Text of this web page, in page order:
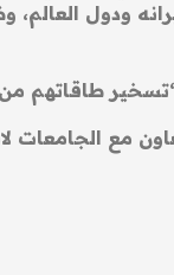
ودول
طاقاتهم
مع الجامعات